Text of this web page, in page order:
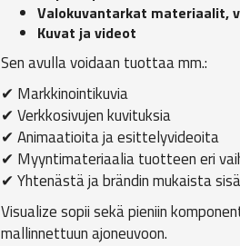
Valokuvantarkat materiaalit,
Kuvat ja videot
Sen avulla voidaan tuottaa mm.:
✔ Markkinointikuvia
✔ Verkkosivujen kuvituksia
✔ Animaatioita ja esittelyvideoita
✔ Myyntimateriaalia tuotteen eri
✔ Yhtenästä ja brändin mukaista
Visualize sopii sekä pieniin
mallinnettuun ajoneuvoon.